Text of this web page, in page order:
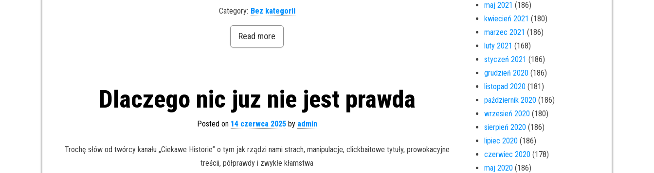
Category: Bez kategorii
Read more
Dlaczego nic juz nie jest prawda
Posted on 14 czerwca 2025by admin
Trochę słów od twórcy kanału „Ciekawe Historie” o tym jak rządzi nami strach, manipulacje, clickbaitowe tytuły, prowokacyjne
treścii, półprawdy i zwykłe kłamstwa
maj 2021 (186)
kwiecień 2021 (180)
marzec 2021 (186)
luty 2021 (168)
styczeń 2021 (186)
grudzień 2020 (186)
listopad 2020 (181)
październik 2020 (186)
wrzesień 2020 (180)
sierpień 2020 (186)
lipiec 2020 (186)
czerwiec 2020 (178)
maj 2020 (186)